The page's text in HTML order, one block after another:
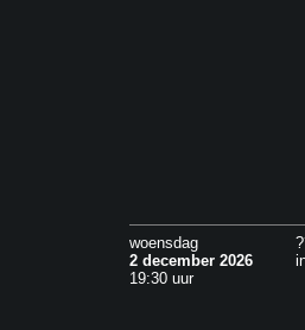
woensdag
2 december 2026
19:30 uur